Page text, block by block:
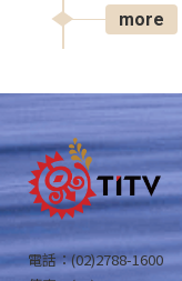
more
電話：(02)2788-1600